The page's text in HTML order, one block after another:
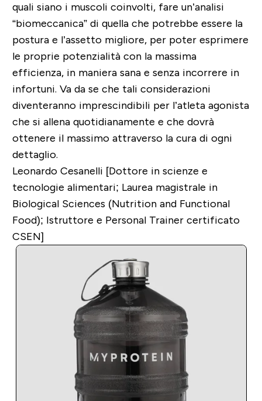
quali siano i muscoli coinvolti, fare un’analisi
“biomeccanica” di quella che potrebbe essere la
postura e l’assetto migliore, per poter esprimere
le proprie potenzialità con la massima
efficienza, in maniera sana e senza incorrere in
infortuni. Va da se che tali considerazioni
diventeranno imprescindibili per l’atleta agonista
che si allena quotidianamente e che dovrà
ottenere il massimo attraverso la cura di ogni
dettaglio.
Leonardo Cesanelli [Dottore in scienze e
tecnologie alimentari; Laurea magistrale in
Biological Sciences (Nutrition and Functional
Food); Istruttore e Personal Trainer certificato
CSEN]